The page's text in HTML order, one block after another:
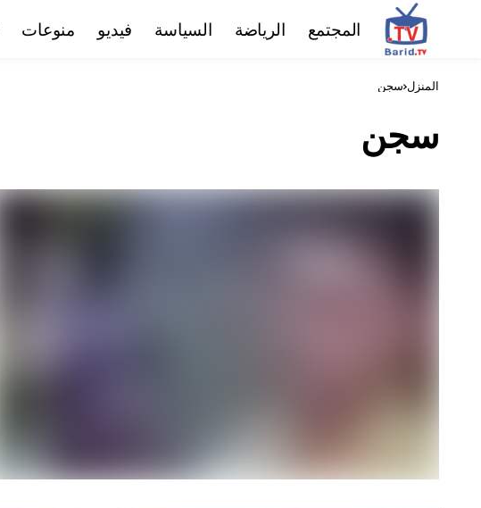
المجتمع الرياضة السياسة فيديو منوعات
المنزل سجن
سجن